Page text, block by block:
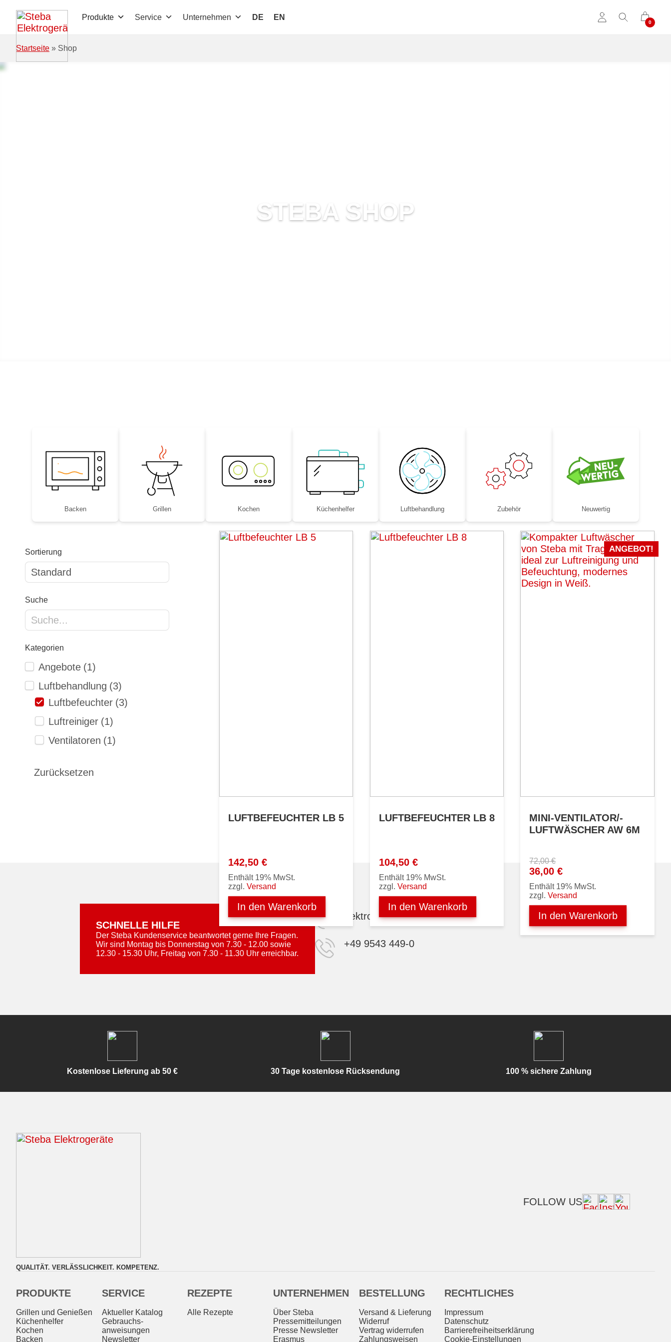
Produkte Service Unternehmen DE EN
Startseite » Shop
STEBA SHOP
Backen Grillen Kochen Küchenhelfer Luftbe­handlung Zubehör Neuwertig
Sortierung
Suche
Kategorien
Angebote (1)
Luftbehandlung (3)
Luftbefeuchter (3)
Luftreiniger (1)
Ventilatoren (1)
LUFTBEFEUCHTER LB 5
142,50 €
Enthält 19% MwSt.
zzgl. Versand
In den Warenkorb
LUFTBEFEUCHTER LB 8
104,50 €
Enthält 19% MwSt.
zzgl. Versand
In den Warenkorb
ANGEBOT!
MINI-VENTILATOR/-
LUFTWÄSCHER AW 6M
72,00€
Ursprünglicher
Preis
war:
72,00 €
36,00€Aktueller
Preis
ist:
36,00 €.
Enthält 19% MwSt.
zzgl.Versand
In den Warenkorb
SCHNELLE HILFE
Der Steba Kundenservice beantwortet gerne Ihre Fragen.
Wir sind Montag bis Donnerstag von 7.30 - 12.00 sowie
12.30 - 15.30 Uhr, Freitag von 7.30 - 11.30 Uhr erreichbar.
elektro@steba.com
+49 9543 449-0
Kostenlose Lieferung ab 50 € 30 Tage kostenlose Rücksendung 100 % sichere Zahlung
QUALITÄT. VERLÄSSLICHKEIT. KOMPETENZ.
FOLLOW US
PRODUKTE
Grillen und Genießen
Küchenhelfer
Kochen
Backen
SERVICE
Aktueller Katalog
Gebrauchs­
anweisungen
Newsletter
REZEPTE
Alle Rezepte
UNTERNEHMEN
Über Steba
Pressemitteilungen
Presse Newsletter
Erasmus
BESTELLUNG
Versand & Lieferung
Widerruf
Vertrag widerrufen
Zahlungsweisen
RECHTLICHES
Impressum
Datenschutz
Barrierefreiheitserklärung
Cookie-Einstellungen